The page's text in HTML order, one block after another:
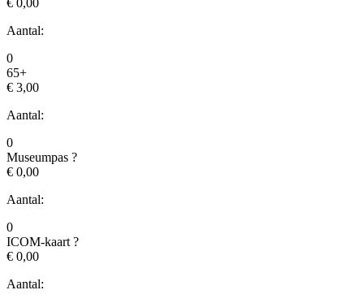
Aantal:
0
65+
€ 3,00
Aantal:
0
Museumpas ?
€ 0,00
Aantal:
0
ICOM-kaart ?
€ 0,00
Aantal: